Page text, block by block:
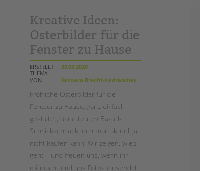
Kreative Ideen:
Osterbilder für die
Fenster zu Hause
ERSTELLT
30.03.2020
THEMA
VON
Barbara Brecht-Hadraschek
Fröhliche Osterbilder für die
Fenster zu Hause, ganz einfach
gestaltet, ohne teuren Bastel-
Schnickschnack, den man aktuell ja
nicht kaufen kann. Wir zeigen, wie’s
geht – und freuen uns, wenn ihr
mitmacht und uns Fotos einsendet